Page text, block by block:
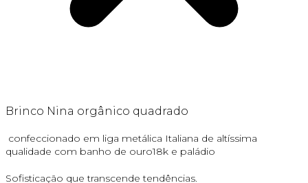
Brinco Nina orgânico quadrado
confeccionado em liga metálica Italiana de altíssima
qualidade com banho de ouro18k e paládio
Sofisticação que transcende tendências.